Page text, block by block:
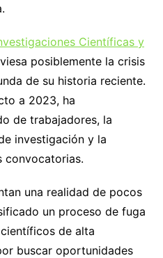
Científicas y
posiblemente la crisis
de su historia reciente.
a 2023, ha
de trabajadores, la
investigación y la
convocatorias.
una realidad de pocos
un proceso de fuga
de alta
buscar oportunidades